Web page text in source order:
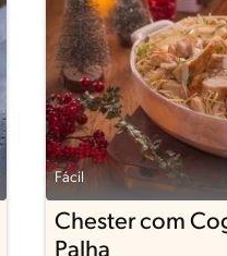
Fácil
Chester com
Palha